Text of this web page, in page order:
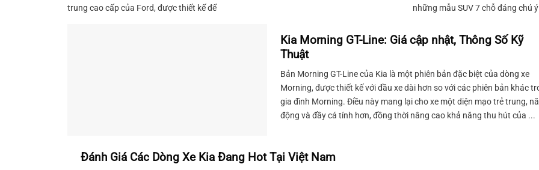
trung cao cấp của Ford, được thiết kế để
hiệu suất vượt trội trong mọi điều kiện
đường. Ngoài ra, nội thất của Ford
Transit được thiết kế hiện đại và tiện nghi,
tạo không gian ...
những mẫu SUV 7 chỗ đáng chú
quyện giữa sự mạnh mẽ của thiết
ngoại thất và tính năng hiện đại
Thái Lan, chiếc xe này không chỉ
với vẻ ngoài ...
Kia Morning GT-Line: Giá cập nhật, Thông Số Kỹ
Thuật
Bản Morning GT-Line của Kia là một phiên bản đặc biệt của dòng xe
Morning, được thiết kế với đầu xe dài hơn so với các phiên bản khác
gia đình Morning. Điều này mang lại cho xe một diện mạo trẻ trung,
động và đầy cá tính hơn, đồng thời nâng cao khả năng thu hút của ...
Đánh Giá Các Dòng Xe Kia Đang Hot Tại Việt Nam